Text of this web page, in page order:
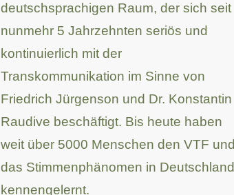
deutschsprachigen Raum, der sich seit
nunmehr 5 Jahrzehnten seriös und
kontinuierlich mit der
Transkommunikation im Sinne von
Friedrich Jürgenson und Dr. Konstantin
Raudive beschäftigt. Bis heute haben
weit über 5000 Menschen den VTF und
das Stimmenphänomen in Deutschland
kennengelernt.